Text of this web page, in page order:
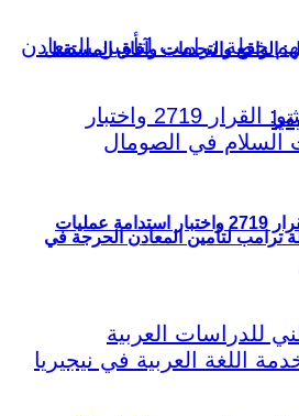
ترامب لتأمين المعادن الحرجة في
الواقع والتحديات وآفاق المستقبل
متلازمة مقديشو: القرار 2719 واختبار استدامة عمليات